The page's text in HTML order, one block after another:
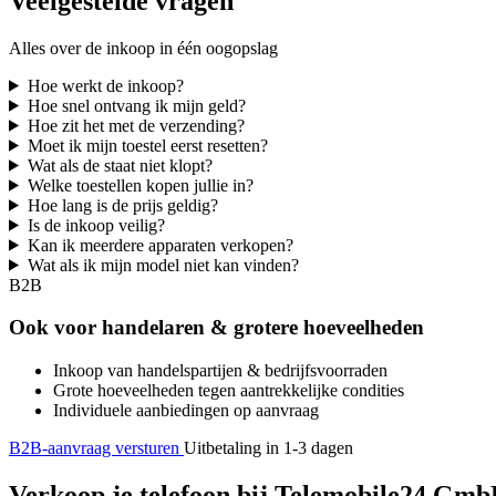
Alles over de inkoop in één oogopslag
Hoe werkt de inkoop?
Hoe snel ontvang ik mijn geld?
Hoe zit het met de verzending?
Moet ik mijn toestel eerst resetten?
Wat als de staat niet klopt?
Welke toestellen kopen jullie in?
Hoe lang is de prijs geldig?
Is de inkoop veilig?
Kan ik meerdere apparaten verkopen?
Wat als ik mijn model niet kan vinden?
B2B
Ook voor handelaren & grotere hoeveelheden
Inkoop van handelspartijen & bedrijfsvoorraden
Grote hoeveelheden tegen aantrekkelijke condities
Individuele aanbiedingen op aanvraag
B2B-aanvraag versturen Uitbetaling in 1-3 dagen